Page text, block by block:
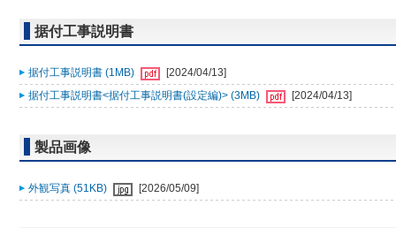
据付工事説明書
据付工事説明書 (1MB)
[2024/04/13]
据付工事説明書<据付工事説明書(設定編)> (3MB)
[2024/04/13]
製品画像
外観写真 (51KB) [2026/05/09]